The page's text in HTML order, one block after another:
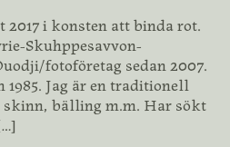
i konsten att binda rot.
Skuhppesavvon-
fotoföretag sedan 2007.
Jag är en traditionell
bälling m.m. Har sökt